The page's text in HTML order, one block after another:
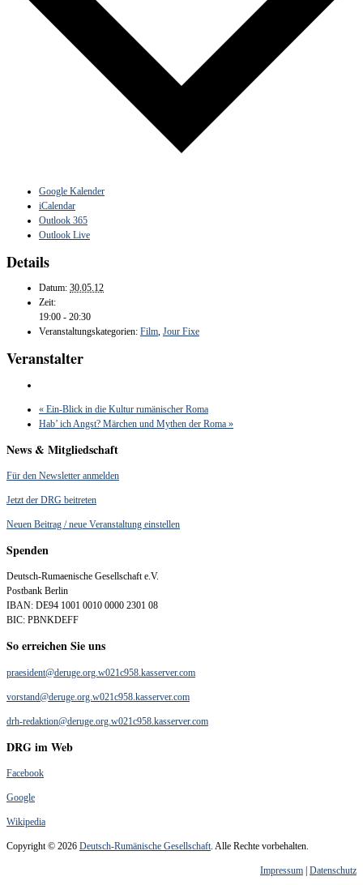
Google Kalender
iCalendar
Outlook 365
Outlook Live
Details
Datum: 30.05.12
Zeit:
19:00 - 20:30
Veranstaltungskategorien: Film, Jour Fixe
Veranstalter
« Ein-Blick in die Kultur rumänischer Roma
Hab’ ich Angst? Märchen und Mythen der Roma »
News & Mitgliedschaft
Für den Newsletter anmelden
Jetzt der DRG beitreten
Neuen Beitrag / neue Veranstaltung einstellen
Spenden
Deutsch-Rumaenische Gesellschaft e.V.
Postbank Berlin
IBAN: DE94 1001 0010 0000 2301 08
BIC: PBNKDEFF
So erreichen Sie uns
praesident@deruge.org.w021c958.kasserver.com
vorstand@deruge.org.w021c958.kasserver.com
drh-redaktion@deruge.org.w021c958.kasserver.com
DRG im Web
Facebook
Google
Wikipedia
Copyright © 2026 Deutsch-Rumänische Gesellschaft . Alle Rechte vorbehalten.
Impressum | Datenschutz